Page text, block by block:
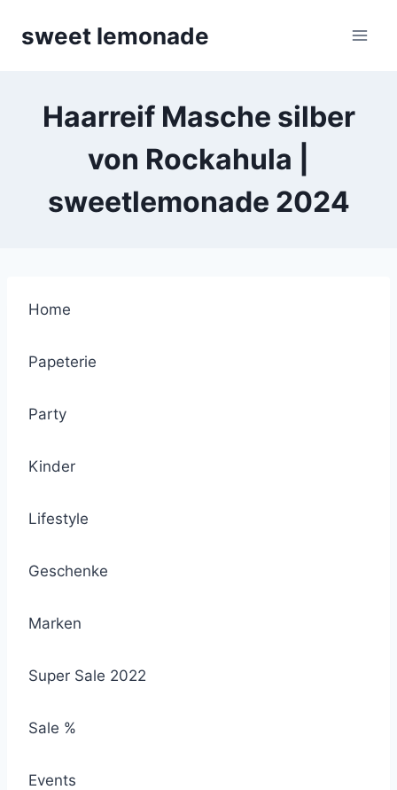
sweet lemonade
Haarreif Masche silber
von Rockahula |
sweetlemonade 2024
Home
Papeterie
Party
Kinder
Lifestyle
Geschenke
Marken
Super Sale 2022
Sale %
Events